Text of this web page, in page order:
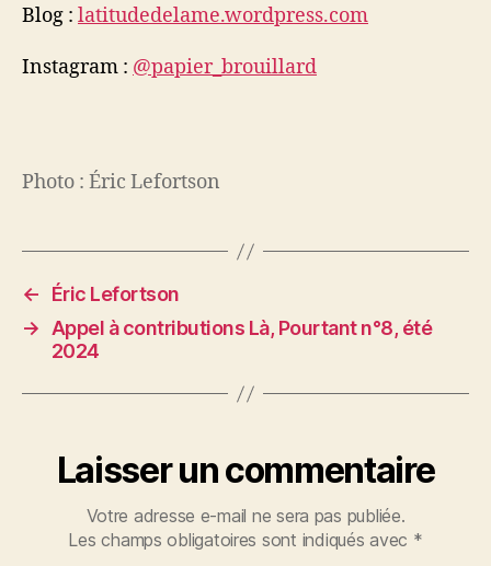
Blog : latitudedelame.wordpress.com
Instagram : @papier_brouillard
Photo : Éric Lefortson
←
Éric Lefortson
→ Appel à contributions Là, Pourtant n°8, été
2024
Laisser un commentaire
Votre adresse e-mail ne sera pas publiée.
Les champs obligatoires sont indiqués avec *